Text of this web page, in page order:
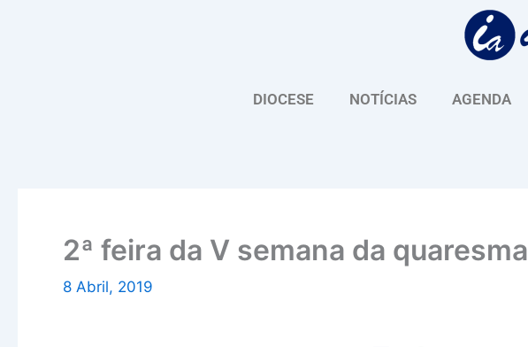
DIOCESE NOTÍCIAS AGENDA
2ª feira da V semana da quaresma
8 Abril, 2019